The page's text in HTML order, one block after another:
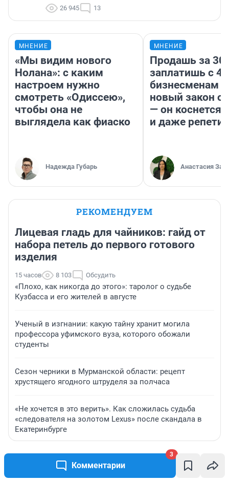
Комментарии
3
26 945 13
МНЕНИЕ
«Мы видим нового
Нолана»: с каким
настроем нужно
смотреть «Одиссею»,
чтобы она не
выглядела как фиаско
Надежда Губарь
МНЕНИЕ
Продашь за
заплатишь с
бизнесменам
новый закон о
— он коснется
и даже
Анастасия
РЕКОМЕНДУЕМ
Лицевая гладь для чайников: гайд от
набора петель до первого готового
изделия
15 часов 8 103 Обсудить
«Плохо, как никогда до этого»: таролог о судьбе
Кузбасса и его жителей в августе
Ученый в изгнании: какую тайну хранит могила
профессора уфимского вуза, которого обожали
студенты
Сезон черники в Мурманской области: рецепт
хрустящего ягодного штруделя за полчаса
«Не хочется в это верить». Как сложилась судьба
«следователя на золотом Lexus» после скандала в
Екатеринбурге
ЗНАКОМСТВА